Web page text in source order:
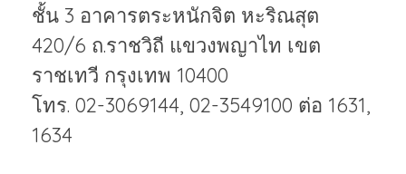
ชั้น 3 อาคารตระหนักจิต หะริณสุต
420/6 ถ.ราชวิถี แขวงพญาไท เขต
ราชเทวี กรุงเทพ 10400
โทร. 02-3069144, 02-3549100 ต่อ 1631,
1634